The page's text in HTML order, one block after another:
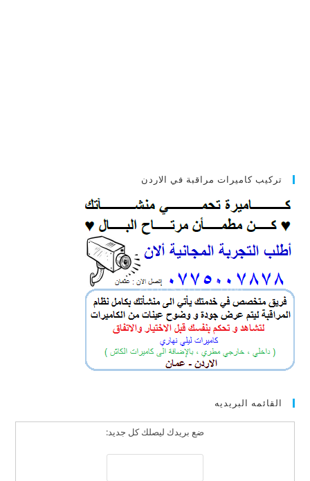
تركيب كاميرات مراقبة في الاردن
القائمه البريديه
ضع بريدك ليصلك كل جديد: